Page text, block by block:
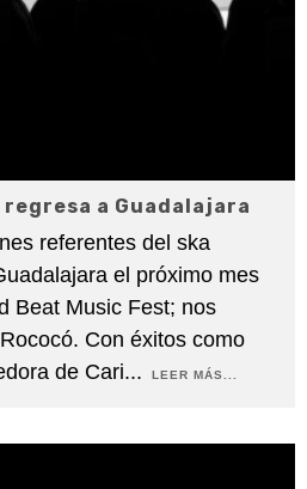
regresa a Guadalajara
referentes del ska
el próximo mes
Beat Music Fest; nos
Con éxitos como
de Cari... LEER MÁS...